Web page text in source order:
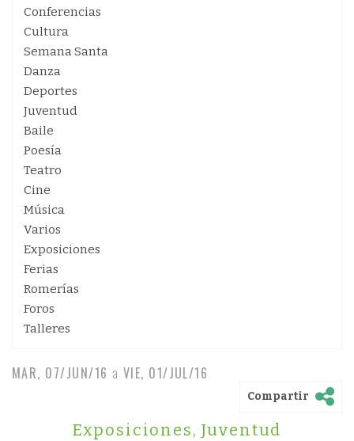
Conferencias
Cultura
Semana Santa
Danza
Deportes
Juventud
Baile
Poesía
Teatro
Cine
Música
Varios
Exposiciones
Ferias
Romerías
Foros
Talleres
MAR, 07/JUN/16 a VIE, 01/JUL/16
Compartir
Exposiciones, Juventud